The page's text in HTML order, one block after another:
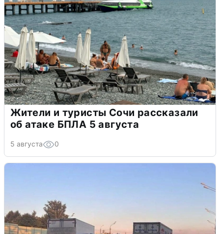
Жители и туристы Сочи рассказали
об атаке БПЛА 5 августа
5 августа 0